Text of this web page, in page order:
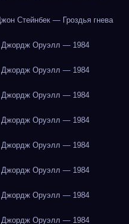
Стейнбек — Гроздья гнева
Джордж Оруэлл — 1984
Джордж Оруэлл — 1984
Джордж Оруэлл — 1984
Джордж Оруэлл — 1984
Джордж Оруэлл — 1984
Джордж Оруэлл — 1984
Джордж Оруэлл — 1984
Джордж Оруэлл — 1984